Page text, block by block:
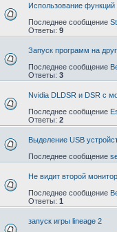
Использование
Последнее сообщение
Ответы: 9
Запуск программ на
Последнее сообщение
Ответы: 3
Nvidia DLDSR и DSR с
Последнее сообщение
Ответы: 2
Выделение USB
Последнее сообщение
Не видит второй монитор
Последнее сообщение
Ответы: 1
запуск игры lineage 2